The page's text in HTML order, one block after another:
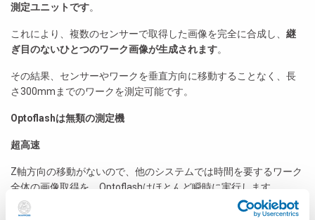
測定ユニットです。
これにより、複数のセンサーで取得した画像を完全に合成し、 継
ぎ目のないひとつのワーク画像が生成されます。
その結果、センサーやワークを垂直方向に移動することなく、長
さ300mmまでのワークを測定可能です。
Optoflashは無類の測定機
超高速
Z軸方向の移動がないので、他のシステムでは時間を要するワーク
全体の画像取得を、Optoflashはほとんど瞬時に実行します。
サイクルタイムは驚くほど高速です。測定エリアの数を問わず、